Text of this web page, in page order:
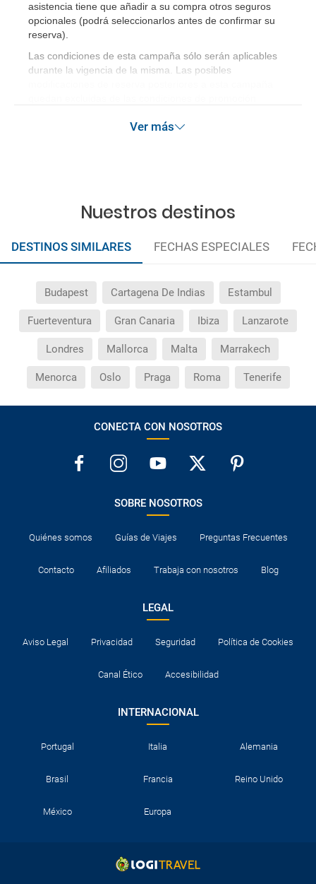
asistencia tiene que añadir a su compra otros seguros
opcionales (podrá seleccionarlos antes de confirmar su
reserva)
Las condiciones de esta campaña sólo serán aplicables
durante la vigencia de la misma. Las posibles
Ver más
Nuestros destinos
DESTINOS SIMILARES FECHAS ESPECIALES
Budapest Cartagena De Indias Estambul
Fuerteventura Gran Canaria Ibiza Lanzarote
Londres Mallorca Malta Marrakech
Menorca Oslo Praga Roma Tenerife
CONECTA CON NOSOTROS
SOBRE NOSOTROS
Quiénes somos Guías de Viajes Preguntas Frecuentes
Contacto Afiliados Trabaja con nosotros Blog
LEGAL
Aviso Legal Privacidad Seguridad Política de Cookies
Canal Ético Accesibilidad
INTERNACIONAL
Portugal Italia Alemania
Brasil Francia Reino Unido
México Europa